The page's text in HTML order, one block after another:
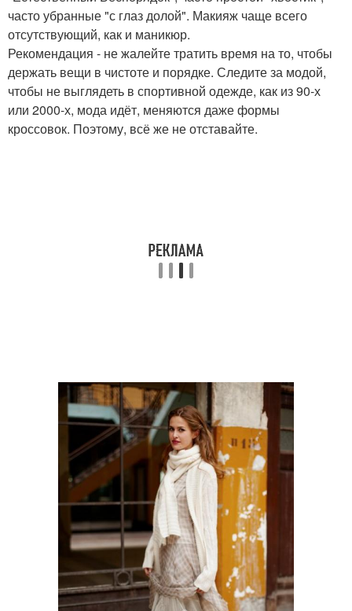
часто убранные "с глаз долой". Макияж чаще всего
отсутствующий, как и маникюр.
Рекомендация - не жалейте тратить время на то, чтобы
держать вещи в чистоте и порядке. Следите за модой,
чтобы не выглядеть в спортивной одежде, как из 90-х
или 2000-х, мода идёт, меняются даже формы
кроссовок. Поэтому, всё же не отставайте.